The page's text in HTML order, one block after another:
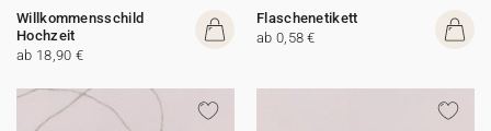
Willkommensschild
Hochzeit
ab 18,90 €
Flaschenetikett
ab 0,58 €